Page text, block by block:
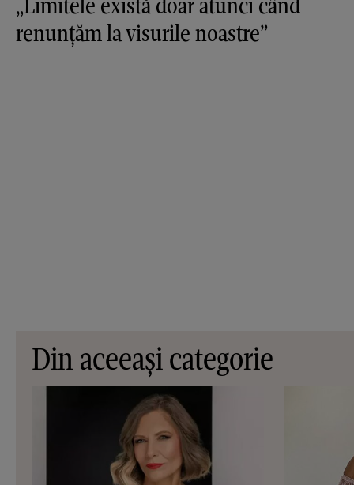
renunțăm la visurile noastre”
Din aceeași categorie